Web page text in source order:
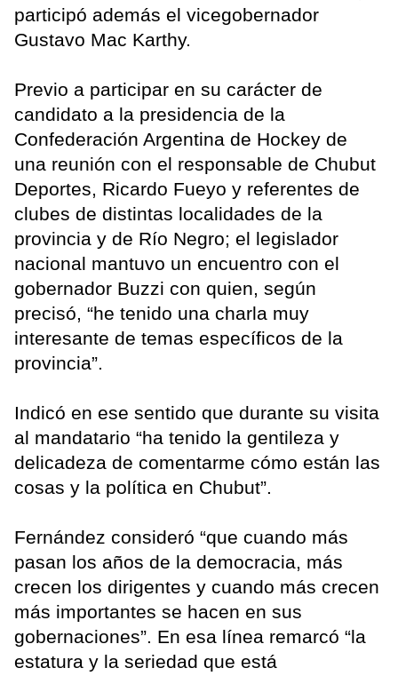
participó además el vicegobernador
Gustavo Mac Karthy.
Previo a participar en su carácter de
candidato a la presidencia de la
Confederación Argentina de Hockey de
una reunión con el responsable de Chubut
Deportes, Ricardo Fueyo y referentes de
clubes de distintas localidades de la
provincia y de Río Negro; el legislador
nacional mantuvo un encuentro con el
gobernador Buzzi con quien, según
precisó, “he tenido una charla muy
interesante de temas específicos de la
provincia”.
Indicó en ese sentido que durante su visita
al mandatario “ha tenido la gentileza y
delicadeza de comentarme cómo están las
cosas y la política en Chubut”.
Fernández consideró “que cuando más
pasan los años de la democracia, más
crecen los dirigentes y cuando más crecen
más importantes se hacen en sus
gobernaciones”. En esa línea remarcó “la
estatura y la seriedad que está